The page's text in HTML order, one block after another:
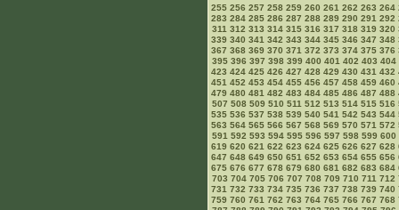
255 256 257 258 259 260 261 262 263 264
283 284 285 286 287 288 289 290 291 292
311 312 313 314 315 316 317 318 319 320
339 340 341 342 343 344 345 346 347 348
367 368 369 370 371 372 373 374 375 376
395 396 397 398 399 400 401 402 403 404
423 424 425 426 427 428 429 430 431 432
451 452 453 454 455 456 457 458 459 460
479 480 481 482 483 484 485 486 487 488
507 508 509 510 511 512 513 514 515 516
535 536 537 538 539 540 541 542 543 544
563 564 565 566 567 568 569 570 571 572
591 592 593 594 595 596 597 598 599 600
619 620 621 622 623 624 625 626 627 628
647 648 649 650 651 652 653 654 655 656
675 676 677 678 679 680 681 682 683 684
703 704 705 706 707 708 709 710 711 712
731 732 733 734 735 736 737 738 739 740
759 760 761 762 763 764 765 766 767 768